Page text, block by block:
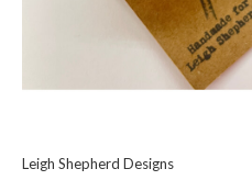
Leigh Shepherd Designs